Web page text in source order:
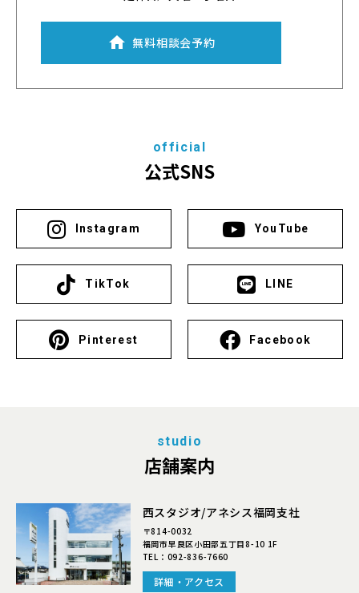
無料相談会予約
official
公式SNS
Instagram YouTube
TikTok LINE
Pinterest Facebook
studio
店舗案内
西スタジオ/アネシス福岡支社
〒814-0032
福岡市早良区小田部五丁目8-10 1F
TEL： 092-836-7660
詳細・アクセス